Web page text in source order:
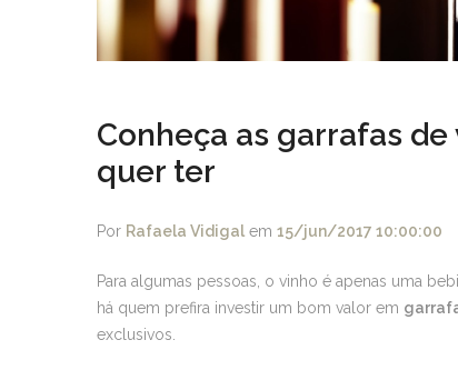
Conheça as garrafas
quer ter
Por Rafaela Vidigal em 15/jun/2017 10:00:00
Para algumas pessoas, o vinho é apenas uma
há quem prefira investir um bom valor em
exclusivos.